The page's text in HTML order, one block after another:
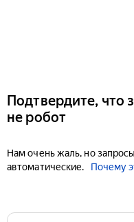
Подтвердите, что
не робот
Нам очень жаль, но
автоматические.
Почему